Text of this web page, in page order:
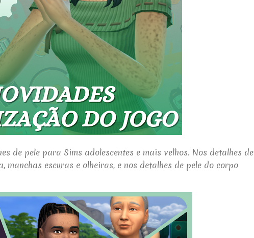
de pele para Sims adolescentes e mais velhos. Nos detalhes de
manchas escuras e olheiras, e nos detalhes de pele do corpo